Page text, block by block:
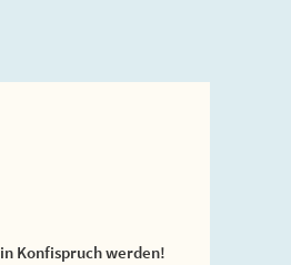
Konfispruch werden!